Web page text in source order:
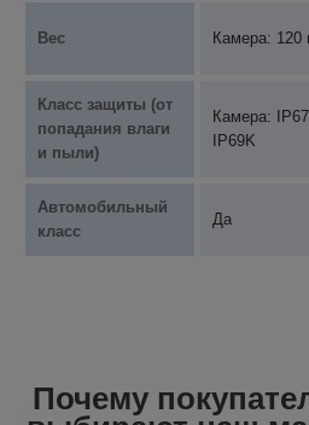
Вес Камера: 120
Класс защиты (от
попадания влаги
и пыли)
Камера:
IP69K
Автомобильный
класс
Да
Почему